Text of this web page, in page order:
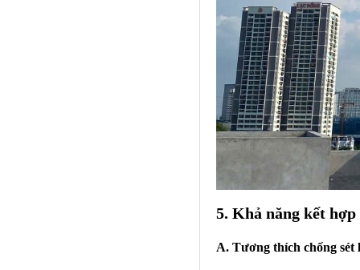
5. Khả năng kết
A. Tương thích chống sét